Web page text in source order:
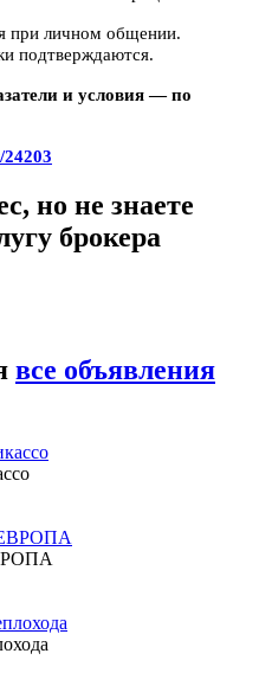
при личном общении.
подтверждаются.
и условия — по
но не знаете
брокера
все объявления